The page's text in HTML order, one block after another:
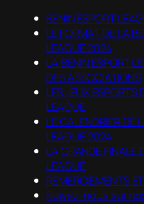
BENIN ESPORT
LE FORMAT DE LA
LEAGUE 2024
LA BENIN ESPORT
DES ASSOCIATIONS
LES JEUX ESPORTS
LEAGUE
LE CALENDRIER DE
LEAGUE 2024
LA GRANDE FINALE
LEAGUE
REMERCIEMENTS
Suivez-nous sur